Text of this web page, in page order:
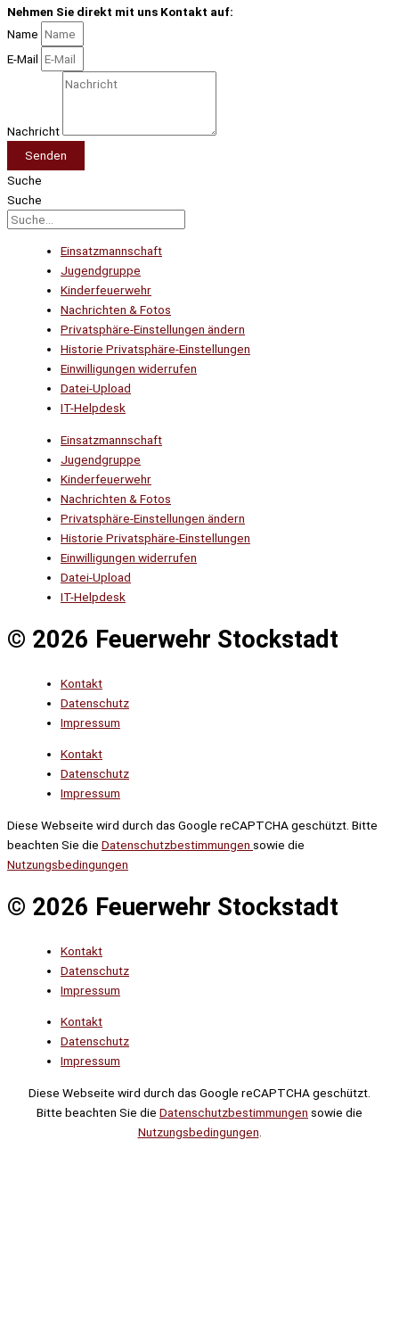
Nehmen Sie direkt mit uns Kontakt auf:
Name
E-Mail
Nachricht
Senden
Suche
Suche
Einsatzmannschaft
Jugendgruppe
Kinderfeuerwehr
Nachrichten & Fotos
Privatsphäre-Einstellungen ändern
Historie Privatsphäre-Einstellungen
Einwilligungen widerrufen
Datei-Upload
IT-Helpdesk
Einsatzmannschaft
Jugendgruppe
Kinderfeuerwehr
Nachrichten & Fotos
Privatsphäre-Einstellungen ändern
Historie Privatsphäre-Einstellungen
Einwilligungen widerrufen
Datei-Upload
IT-Helpdesk
© 2026 Feuerwehr Stockstadt
Kontakt
Datenschutz
Impressum
Kontakt
Datenschutz
Impressum
Diese Webseite wird durch das Google reCAPTCHA geschützt. Bitte
beachten Sie die Datenschutzbestimmungen sowie die
Nutzungsbedingungen
© 2026 Feuerwehr Stockstadt
Kontakt
Datenschutz
Impressum
Kontakt
Datenschutz
Impressum
Diese Webseite wird durch das Google reCAPTCHA geschützt.
Bitte beachten Sie die Datenschutzbestimmungen sowie die
Nutzungsbedingungen